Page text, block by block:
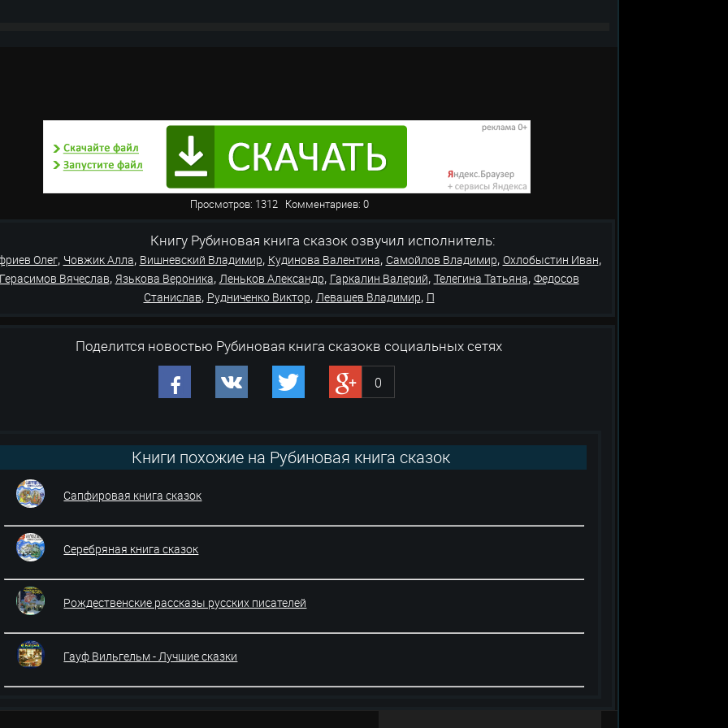
Просмотров: 1312 Комментариев: 0
Книгу Рубиновая книга сказок озвучил исполнитель:
Олег, Човжик Алла, Вишневский Владимир, Кудинова Валентина, Самойлов Владимир, Охлобыстин Иван,
Вячеслав, Язькова Вероника, Леньков Александр, Гаркалин Валерий, Телегина Татьяна, Федосов
Станислав, Рудниченко Виктор, Левашев Владимир, П
Поделится новостью Рубиновая книга сказокв социальных сетях
0
Книги похожие на Рубиновая книга сказок
Сапфировая книга сказок
Серебряная книга сказок
Рождественские рассказы русских писателей
Гауф Вильгельм - Лучшие сказки